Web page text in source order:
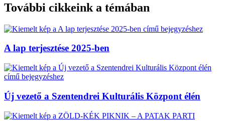
További cikkeink a témában
A lap terjesztése 2025-ben
Új vezető a Szentendrei Kulturális Központ élén